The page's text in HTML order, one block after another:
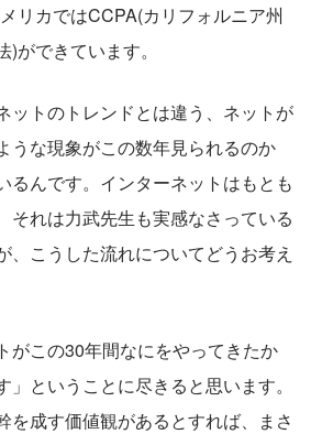
リカではCCPA(カリフォルニア州
ができています。
ットのトレンドとは違う、ネットが
うな現象がこの数年見られるのか
るんです。インターネットはもとも
それは力武先生も実感なさっている
、こうした流れについてどうお考え
がこの30年間なにをやってきたか
」ということに尽きると思います。
を成す価値観があるとすれば、まさ